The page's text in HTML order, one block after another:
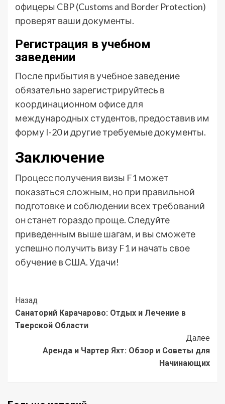
офицеры CBP (Customs and Border Protection)
проверят ваши документы.
Регистрация в учебном
заведении
После прибытия в учебное заведение
обязательно зарегистрируйтесь в
координационном офисе для
международных студентов, предоставив им
форму I-20 и другие требуемые документы.
Заключение
Процесс получения визы F1 может
показаться сложным, но при правильной
подготовке и соблюдении всех требований
он станет гораздо проще. Следуйте
приведенным выше шагам, и вы сможете
успешно получить визу F1 и начать свое
обучение в США. Удачи!
Post
Navigation
Назад
Санаторий Карачарово: Отдых и Лечение в
Тверской Области
Далее
Аренда и Чартер Яхт: Обзор и Советы для
Начинающих